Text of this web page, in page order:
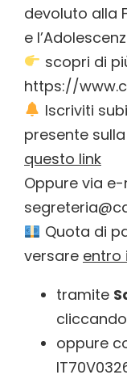
devoluto alla
e
scopri di
https://
Iscriviti
presente
questo link
Oppure via
Quota di
versare entro
tramite
oppure